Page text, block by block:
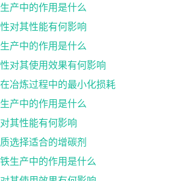
产中的作用是什么
对其性能有何影响
产中的作用是什么
对其使用效果有何影响
冶炼过程中的最小化损耗
产中的作用是什么
其性能有何影响
选择适合的增碳剂
生产中的作用是什么